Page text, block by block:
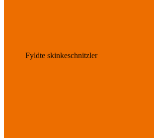
Fyldte skinkeschnitzler